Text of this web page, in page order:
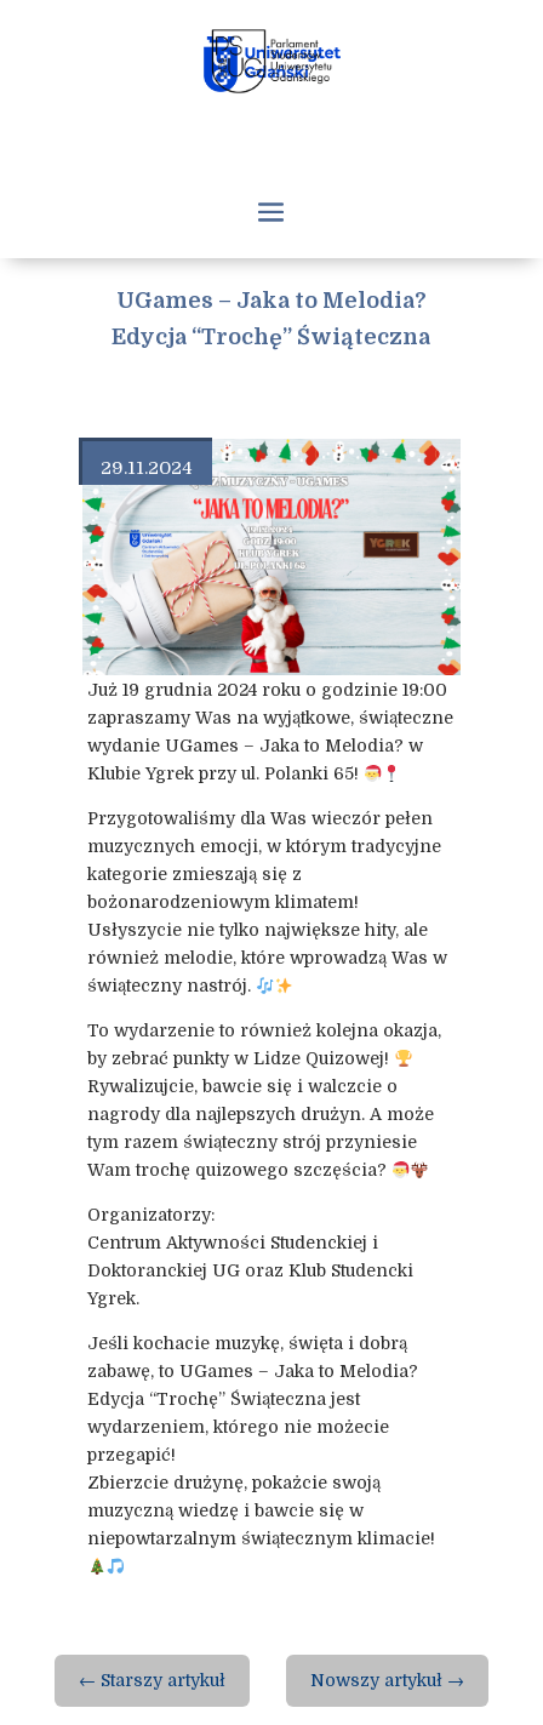
UGames – Jaka to Melodia?
Edycja “Trochę” Świąteczna
29.11.2024
Już 19 grudnia 2024 roku o godzinie 19:00
zapraszamy Was na wyjątkowe, świąteczne
wydanie UGames – Jaka to Melodia? w
Klubie Ygrek przy ul. Polanki 65!
Przygotowaliśmy dla Was wieczór pełen
muzycznych emocji, w którym tradycyjne
kategorie zmieszają się z
bożonarodzeniowym klimatem!
Usłyszycie nie tylko największe hity, ale
również melodie, które wprowadzą Was w
świąteczny nastrój.
To wydarzenie to również kolejna okazja,
by zebrać punkty w Lidze Quizowej!
Rywalizujcie, bawcie się i walczcie o
nagrody dla najlepszych drużyn. A może
tym razem świąteczny strój przyniesie
Wam trochę quizowego szczęścia?
Organizatorzy:
Centrum Aktywności Studenckiej i
Doktoranckiej UG oraz Klub Studencki
Ygrek.
Jeśli kochacie muzykę, święta i dobrą
zabawę, to UGames – Jaka to Melodia?
Edycja “Trochę” Świąteczna jest
wydarzeniem, którego nie możecie
przegapić!
Zbierzcie drużynę, pokażcie swoją
muzyczną wiedzę i bawcie się w
niepowtarzalnym świątecznym klimacie!
← Starszy artykuł Nowszy artykuł →